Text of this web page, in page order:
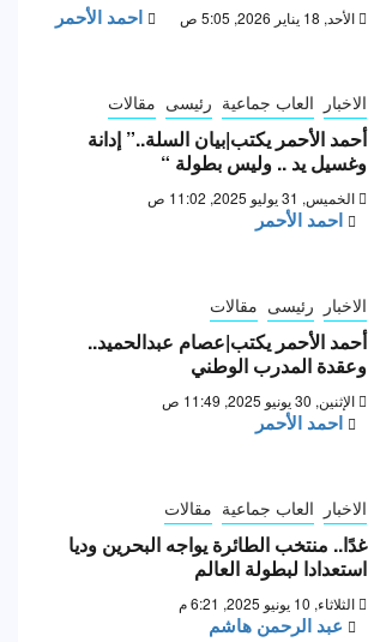
الأحد, 18 يناير 2026, 5:05 ص احمد الأحمر
الاخبار العاب جماعية رئيسى مقالات
أحمد الأحمر يكتب|بيان السلة..” إدانة
وغسيل يد .. وليس بطولة “
الخميس, 31 يوليو 2025, 11:02 ص
احمد الأحمر
الاخبار رئيسى مقالات
أحمد الأحمر يكتب|عصام عبدالحميد..
وعقدة المدرب الوطني
الإثنين, 30 يونيو 2025, 11:49 ص
احمد الأحمر
الاخبار العاب جماعية مقالات
غدًا.. منتخب الطائرة يواجه البحرين وديا
استعدادا لبطولة العالم
الثلاثاء, 10 يونيو 2025, 6:21 م
عبد الرحمن هاشم